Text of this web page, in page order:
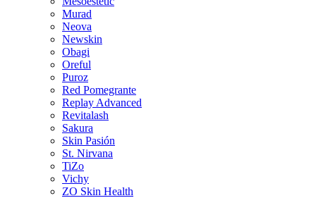
Murad
Neova
Newskin
Obagi
Oreful
Puroz
Red Pomegrante
Replay Advanced
Revitalash
Sakura
Skin Pasión
St. Nirvana
TiZo
Vichy
ZO Skin Health